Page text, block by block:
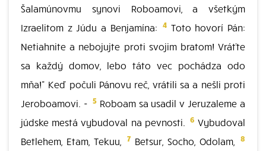
Šalamúnovmu synovi Roboamovi, a všetkým
Izraelitom z Júdu a Benjamína: 4 Toto hovorí Pán:
Netiahnite a nebojujte proti svojim bratom! Vráťte
sa každý domov, lebo táto vec pochádza odo
mňa!" Keď počuli Pánovu reč, vrátili sa a nešli proti
Jeroboamovi. - 5Roboam sa usadil v Jeruzaleme a
júdske mestá vybudoval na pevnosti. 6 Vybudoval
Betlehem, Etam, Tekuu,
7 Betsur, Socho, Odolam, 8